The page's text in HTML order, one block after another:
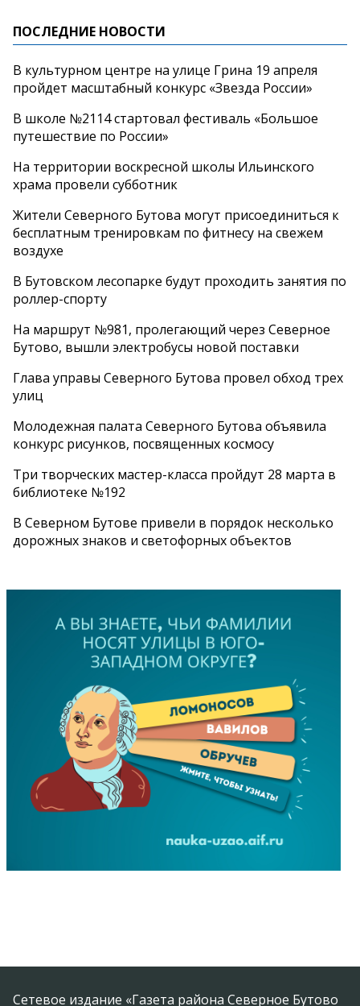
ПОСЛЕДНИЕ НОВОСТИ
В культурном центре на улице Грина 19 апреля
пройдет масштабный конкурс «Звезда России»
В школе №2114 стартовал фестиваль «Большое
путешествие по России»
На территории воскресной школы Ильинского
храма провели субботник
Жители Северного Бутова могут присоединиться к
бесплатным тренировкам по фитнесу на свежем
воздухе
В Бутовском лесопарке будут проходить занятия по
роллер-спорту
На маршрут №981, пролегающий через Северное
Бутово, вышли электробусы новой поставки
Глава управы Северного Бутова провел обход трех
улиц
Молодежная палата Северного Бутова объявила
конкурс рисунков, посвященных космосу
Три творческих мастер-класса пройдут 28 марта в
библиотеке №192
В Северном Бутове привели в порядок несколько
дорожных знаков и светофорных объектов
Сетевое издание «Газета района Северное Бутово